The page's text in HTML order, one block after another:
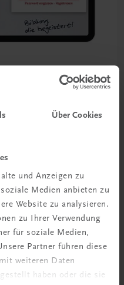
Über Cookies
und Anzeigen zu
Medien anbieten zu
Website zu analysieren.
zu Ihrer Verwendung
für soziale Medien,
Partner führen diese
weiteren Daten
haben oder die sie